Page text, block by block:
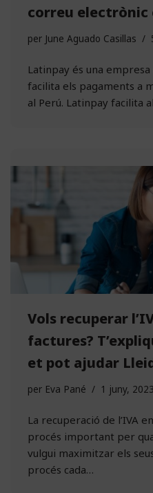
correu
per June Aguado Casillas
Latinpay és una
facilita els pagaments a
al Perú. Latinpay facilita
Vols recuperar
factures?
et pot ajudar
per Eva Pané 1 juny, 2023
La recuperació de l’IVA
procés important per
vulgui maximitzar els
procés cada…